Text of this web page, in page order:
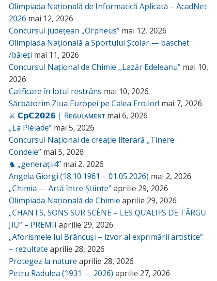
Olimpiada Națională de Informatică Aplicată – AcadNet
2026 mai 12, 2026
Concursul județean „Orpheus” mai 12, 2026
Olimpiada Națională a Sportului Școlar — baschet
/băieți mai 11, 2026
Concursul Național de Chimie ,,Lazăr Edeleanu” mai 10,
2026
Calificare în lotul restrâns mai 10, 2026
Sărbătorim Ziua Europei pe Calea Eroilor! mai 7, 2026
⚔️ 𝗖𝗽𝗖𝟮𝟬𝟮𝟲 | Rᴇɢᴜʟᴀᴍᴇɴᴛ mai 6, 2026
„La Pléiade” mai 5, 2026
Concursul Național de creație literară „Tinere
Condeie” mai 5, 2026
♞ „generații4” mai 2, 2026
Angela Giorgi (18.10.1961 – 01.05.2026) mai 2, 2026
„Chimia — Artă între Științe”aprilie 29, 2026
Olimpiada Națională de Chimie aprilie 29, 2026
„CHANTS, SONS SUR SCÈNE – LES QUALIFS DE TÂRGU
JIU” – PREMII aprilie 29, 2026
„Aforismele lui Brâncuși – izvor al exprimării artistice”
– rezultate aprilie 28, 2026
Protegez la nature aprilie 28, 2026
Petru Rădulea (1931 — 2026) aprilie 27, 2026